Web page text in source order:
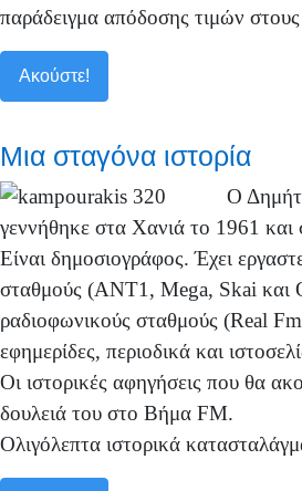
παράδειγμα απόδοσης τιμών
Ακούστε!
Μια σταγόνα ιστορία
Ο
γεννήθηκε στα Χανιά το 1961 και
Είναι δημοσιογράφος. Έχει
σταθμούς (ANT1, Mega, Skai και
ραδιοφωνικούς σταθμούς (Real
εφημερίδες, περιοδικά και
Οι ιστορικές αφηγήσεις που θα
δουλειά του στο Βήμα FM.
Ολιγόλεπτα ιστορικά